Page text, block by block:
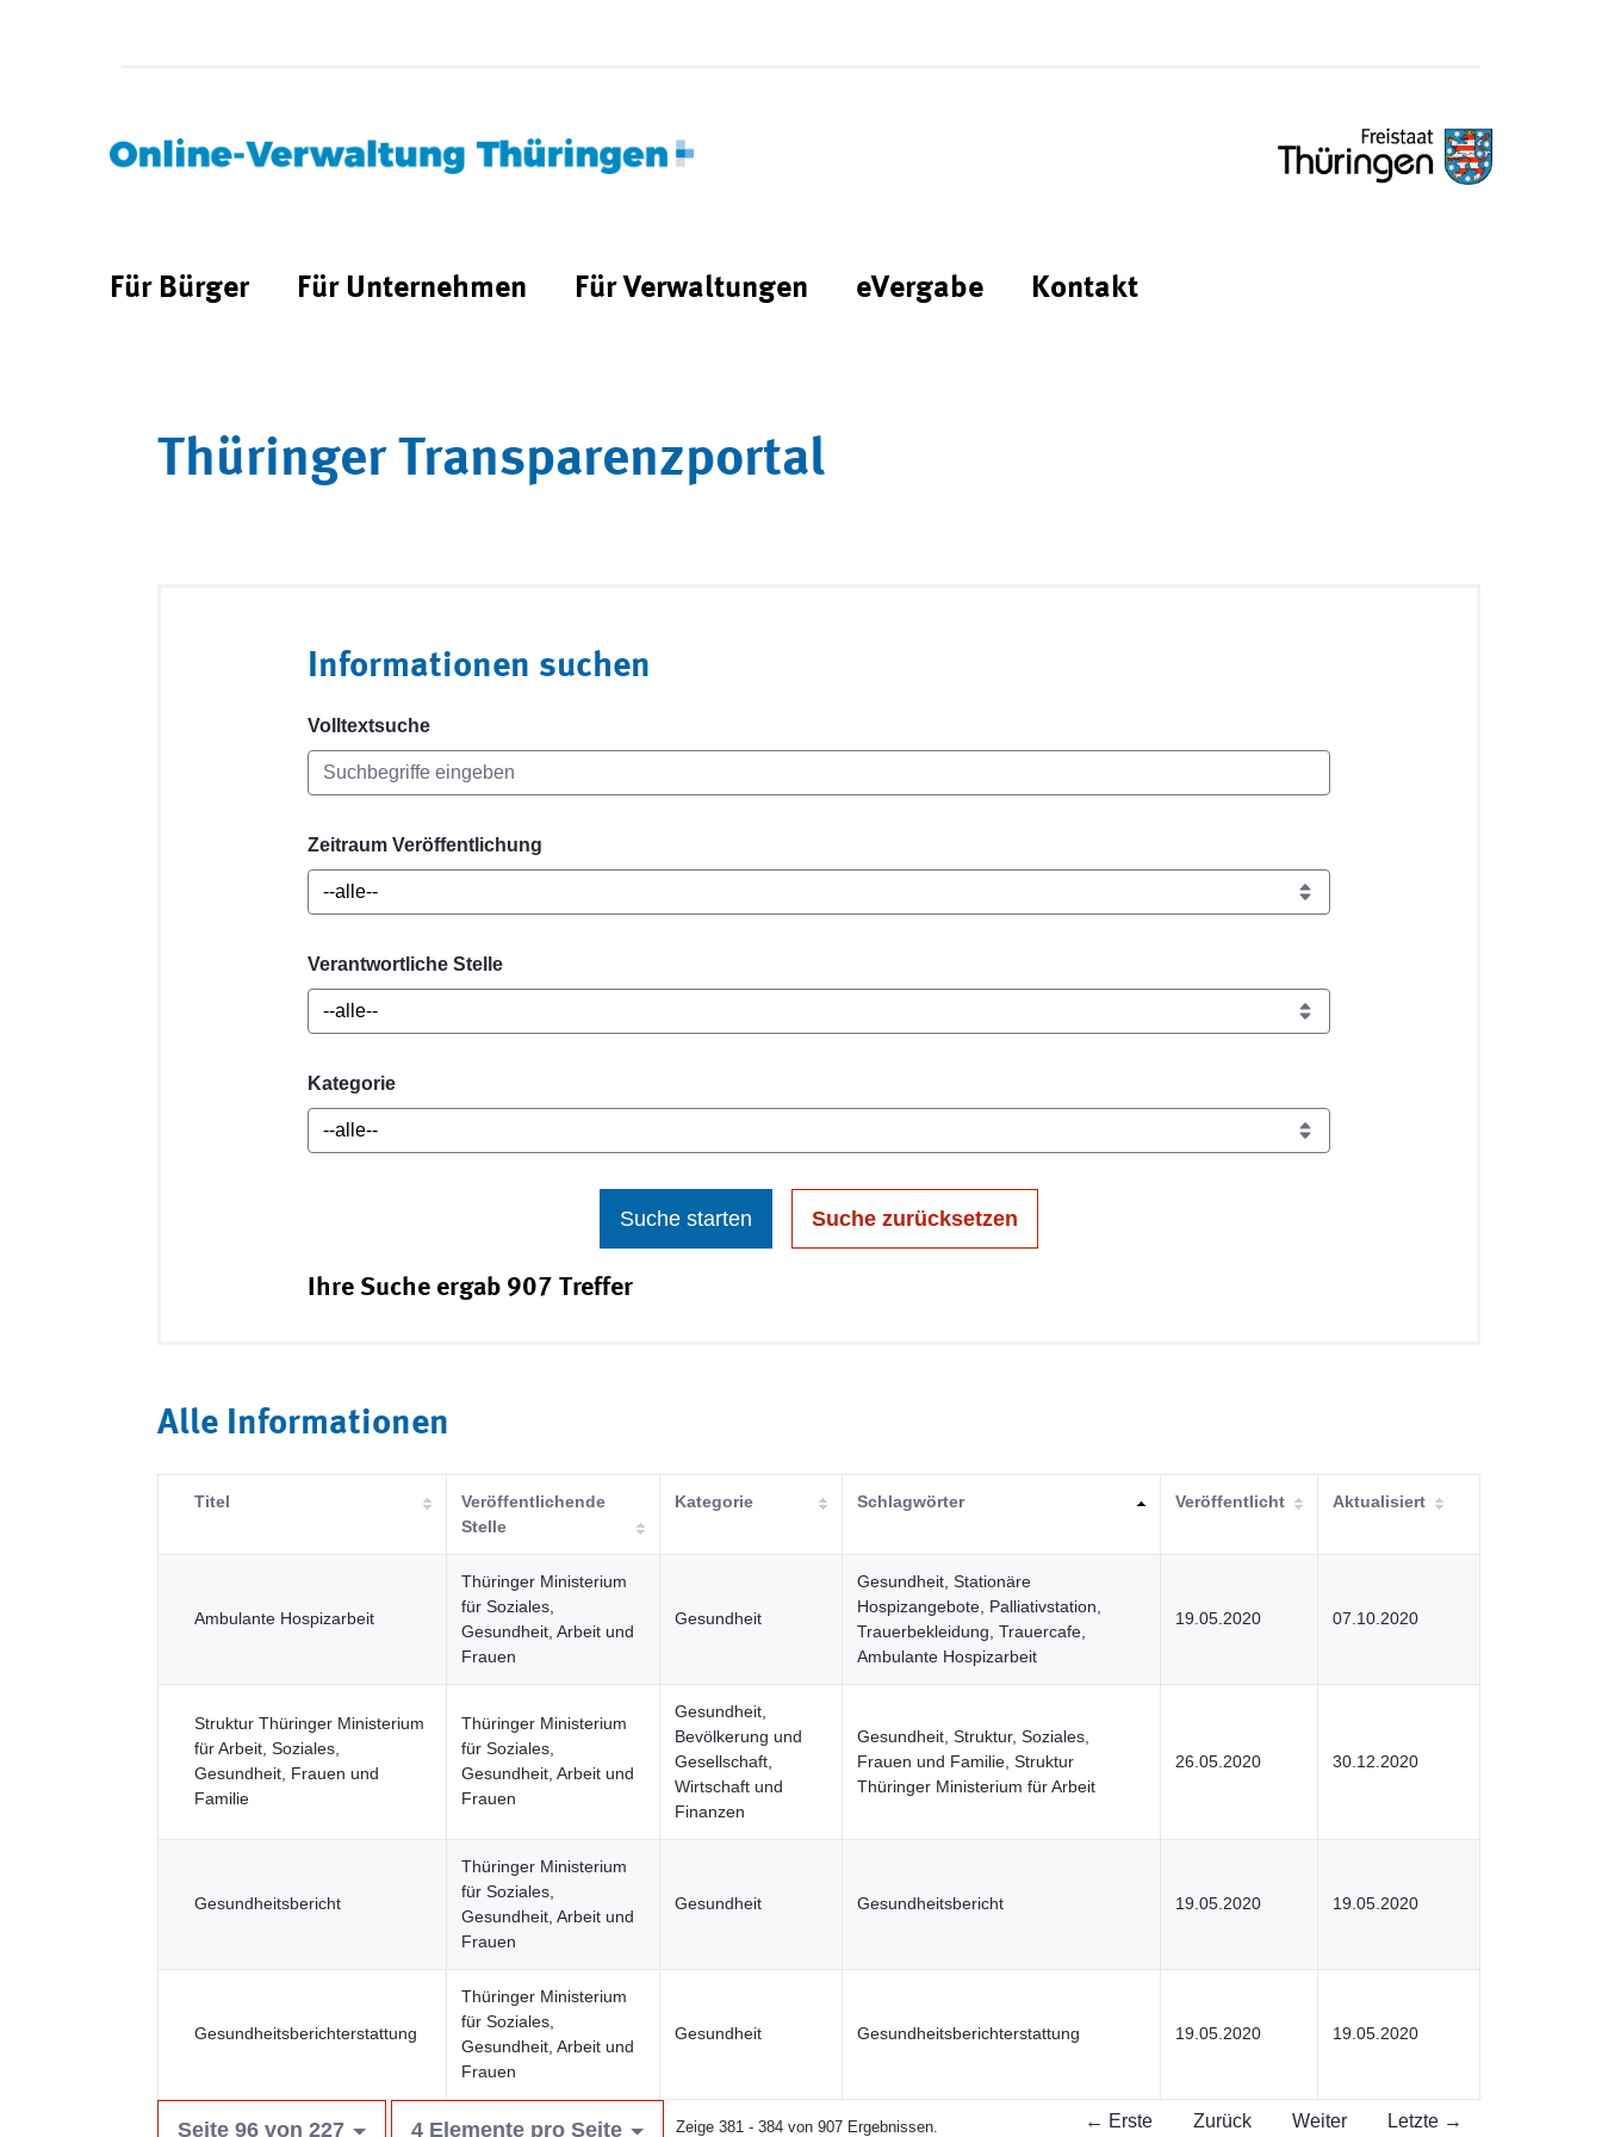
Für Bürger Für Unternehmen Für Verwaltungen eVergabe Kontakt
Thüringer Transparenzportal
Informationen suchen
Volltextsuche
Zeitraum Veröffentlichung
Verantwortliche Stelle
Kategorie
Suche starten Suche zurücksetzen
Ihre Suche ergab 907 Treffer
Alle Informationen
Titel
Veröffentlichende
Stelle
Kategorie Schlagwörter Veröffentlicht Aktualisiert
Ambulante Hospizarbeit
Thüringer Ministerium
für Soziales,
Gesundheit, Arbeit und
Frauen
Gesundheit
Gesundheit, Stationäre
Hospizangebote, Palliativstation,
Trauerbekleidung, Trauercafe,
Ambulante Hospizarbeit
19.05.2020 07.10.2020
Struktur Thüringer Ministerium
für Arbeit, Soziales,
Gesundheit, Frauen und
Familie
Thüringer Ministerium
für Soziales,
Gesundheit, Arbeit und
Frauen
Gesundheit,
Bevölkerung und
Gesellschaft,
Wirtschaft und
Finanzen
Gesundheit, Struktur, Soziales,
Frauen und Familie, Struktur
Thüringer Ministerium für Arbeit
26.05.2020 30.12.2020
Gesundheitsbericht
Thüringer Ministerium
für Soziales,
Gesundheit, Arbeit und
Frauen
Gesundheit Gesundheitsbericht 19.05.2020 19.05.2020
Gesundheitsberichterstattung
Thüringer Ministerium
für Soziales,
Gesundheit, Arbeit und
Frauen
Gesundheit Gesundheitsberichterstattung 19.05.2020 19.05.2020
Seite 96 von 227 4 Elemente pro Seite Zeige 381 - 384 von 907 Ergebnissen. ← Erste Zurück Weiter Letzte →